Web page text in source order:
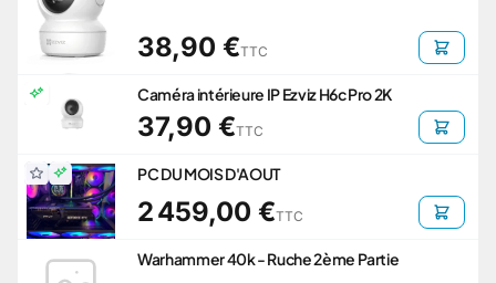
38,90 €TTC
Caméra intérieure IP Ezviz H6c Pro 2K
37,90 €TTC
PC DU MOIS D'AOUT
2 459,00 €TTC
Warhammer 40k - Ruche 2ème Partie